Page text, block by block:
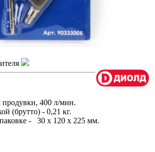
продувки, 400 л/мин.
(брутто) - 0,21 кг.
- 30 x 120 x 225 мм.